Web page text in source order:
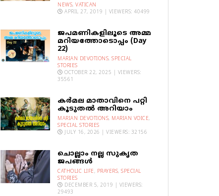
NEWS, VATICAN
APRIL 27, 2019 | VIEWERS: 40499
ജപമണികളിലൂടെ അമ്മ
മറിയത്തോടൊപ്പം (Day
22)
MARIAN DEVOTIONS, SPECIAL
STORIES
OCTOBER 22, 2025 | VIEWERS:
35561
കര്‍മല മാതാവിനെ പറ്റി
കൂടുതല്‍ അറിയാം
MARIAN DEVOTIONS, MARIAN VOICE,
SPECIAL STORIES
JULY 16, 2026 | VIEWERS: 32156
ചൊല്ലാം നല്ല സുകൃത
ജപങ്ങൾ
CATHOLIC LIFE, PRAYERS, SPECIAL
STORIES
DECEMBER 5, 2019 | VIEWERS:
29493